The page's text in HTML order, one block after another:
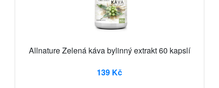
Allnature Zelená káva bylinný extrakt 60 kapslí
139 Kč